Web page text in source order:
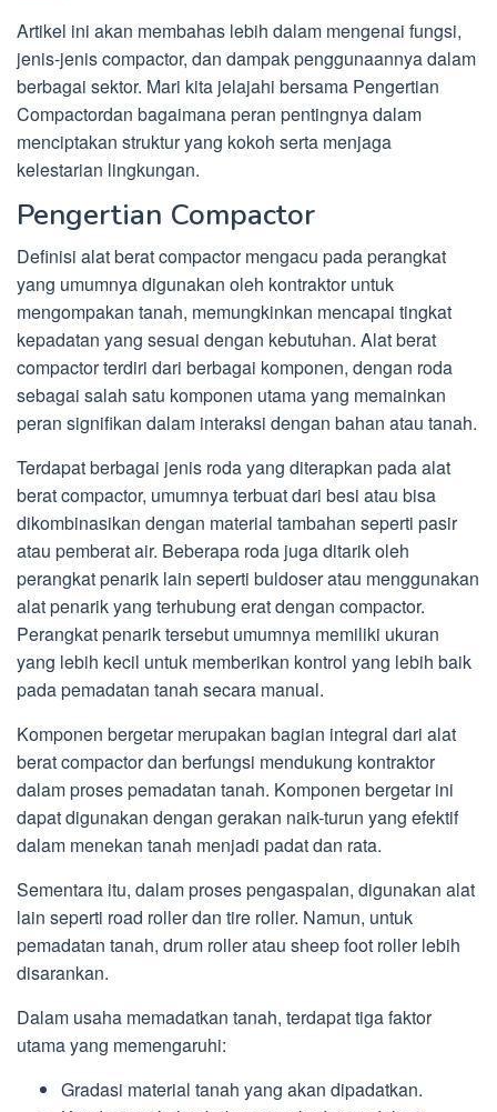
Artikel ini akan membahas lebih dalam mengenai fungsi,
jenis-jenis compactor, dan dampak penggunaannya dalam
berbagai sektor. Mari kita jelajahi bersama Pengertian
Compactordan bagaimana peran pentingnya dalam
menciptakan struktur yang kokoh serta menjaga
kelestarian lingkungan.
Pengertian Compactor
Definisi alat berat compactor mengacu pada perangkat
yang umumnya digunakan oleh kontraktor untuk
mengompakan tanah, memungkinkan mencapai tingkat
kepadatan yang sesuai dengan kebutuhan. Alat berat
compactor terdiri dari berbagai komponen, dengan roda
sebagai salah satu komponen utama yang memainkan
peran signifikan dalam interaksi dengan bahan atau tanah.
Terdapat berbagai jenis roda yang diterapkan pada alat
berat compactor, umumnya terbuat dari besi atau bisa
dikombinasikan dengan material tambahan seperti pasir
atau pemberat air. Beberapa roda juga ditarik oleh
perangkat penarik lain seperti buldoser atau menggunakan
alat penarik yang terhubung erat dengan compactor.
Perangkat penarik tersebut umumnya memiliki ukuran
yang lebih kecil untuk memberikan kontrol yang lebih baik
pada pemadatan tanah secara manual.
Komponen bergetar merupakan bagian integral dari alat
berat compactor dan berfungsi mendukung kontraktor
dalam proses pemadatan tanah. Komponen bergetar ini
dapat digunakan dengan gerakan naik-turun yang efektif
dalam menekan tanah menjadi padat dan rata.
Sementara itu, dalam proses pengaspalan, digunakan alat
lain seperti road roller dan tire roller. Namun, untuk
pemadatan tanah, drum roller atau sheep foot roller lebih
disarankan.
Dalam usaha memadatkan tanah, terdapat tiga faktor
utama yang memengaruhi:
Gradasi material tanah yang akan dipadatkan.